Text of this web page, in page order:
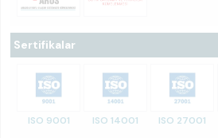
Sertifikalar
ISO 9001 ISO 14001 ISO 27001